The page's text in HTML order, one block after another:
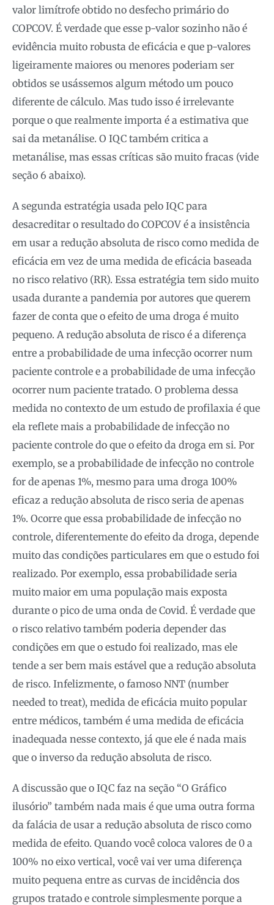
valor limítrofe obtido no desfecho primário do
COPCOV. É verdade que esse p-valor sozinho não é
evidência muito robusta de eficácia e que p-valores
ligeiramente maiores ou menores poderiam ser
obtidos se usássemos algum método um pouco
diferente de cálculo. Mas tudo isso é irrelevante
porque o que realmente importa é a estimativa que
sai da metanálise. O IQC também critica a
metanálise, mas essas críticas são muito fracas (vide
seção 6 abaixo).
A segunda estratégia usada pelo IQC para
desacreditar o resultado do COPCOV é a insistência
em usar a redução absoluta de risco como medida de
eficácia em vez de uma medida de eficácia baseada
no risco relativo (RR). Essa estratégia tem sido muito
usada durante a pandemia por autores que querem
fazer de conta que o efeito de uma droga é muito
pequeno. A redução absoluta de risco é a diferença
entre a probabilidade de uma infecção ocorrer num
paciente controle e a probabilidade de uma infecção
ocorrer num paciente tratado. O problema dessa
medida no contexto de um estudo de profilaxia é que
ela reflete mais a probabilidade de infecção no
paciente controle do que o efeito da droga em si. Por
exemplo, se a probabilidade de infecção no controle
for de apenas 1%, mesmo para uma droga 100%
eficaz a redução absoluta de risco seria de apenas
1%. Ocorre que essa probabilidade de infecção no
controle, diferentemente do efeito da droga, depende
muito das condições particulares em que o estudo foi
realizado. Por exemplo, essa probabilidade seria
muito maior em uma população mais exposta
durante o pico de uma onda de Covid. É verdade que
o risco relativo também poderia depender das
condições em que o estudo foi realizado, mas ele
tende a ser bem mais estável que a redução absoluta
de risco. Infelizmente, o famoso NNT (number
needed to treat), medida de eficácia muito popular
entre médicos, também é uma medida de eficácia
inadequada nesse contexto, já que ele é nada mais
que o inverso da redução absoluta de risco.
A discussão que o IQC faz na seção “O Gráfico
ilusório” também nada mais é que uma outra forma
da falácia de usar a redução absoluta de risco como
medida de efeito. Quando você coloca valores de 0 a
100% no eixo vertical, você vai ver uma diferença
muito pequena entre as curvas de incidência dos
grupos tratado e controle simplesmente porque a